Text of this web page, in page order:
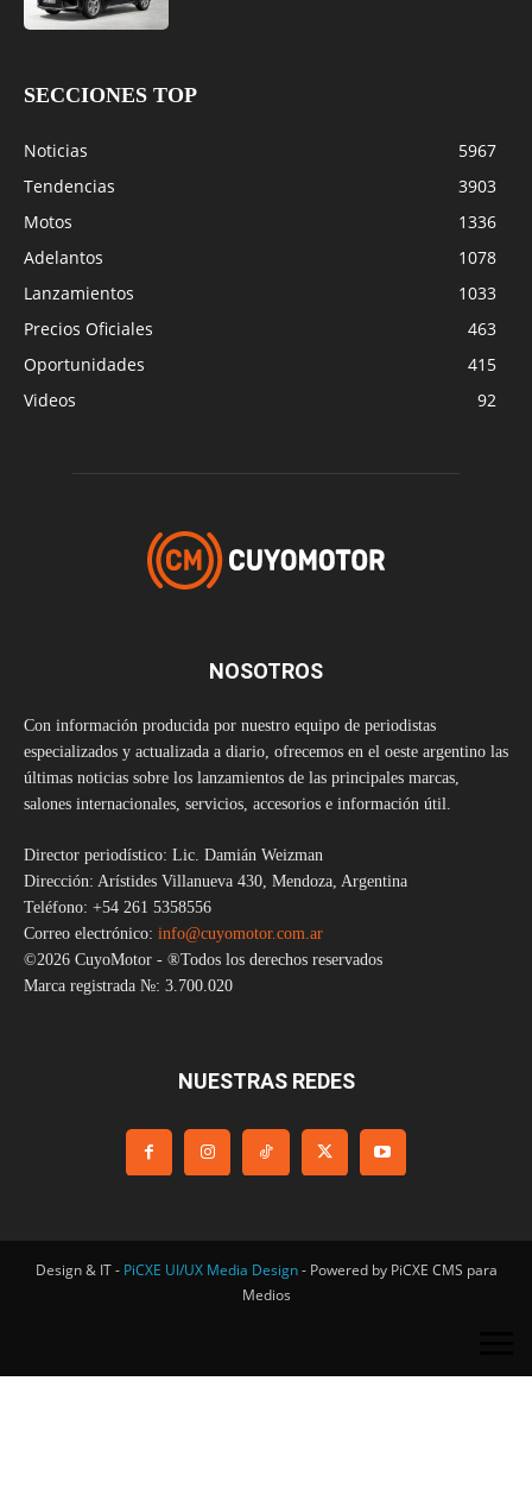
SECCIONES TOP
Noticias
5967
Tendencias
3903
Motos
1336
Adelantos
1078
Lanzamientos
1033
Precios Oficiales
463
Oportunidades
415
Videos
92
NOSOTROS
Con información producida por nuestro equipo de periodistas
especializados y actualizada a diario, ofrecemos en el oeste argentino las
últimas noticias sobre los lanzamientos de las principales marcas,
salones internacionales, servicios, accesorios e información útil.
Director periodístico: Lic. Damián Weizman
Dirección: Arístides Villanueva 430, Mendoza, Argentina
Teléfono: +54 261 5358556
Correo electrónico: info@cuyomotor.com.ar
©2026 CuyoMotor - ®Todos los derechos reservados
Marca registrada №: 3.700.020
NUESTRAS REDES
Design & IT - PiCXE UI/UX Media Design- Powered by PiCXE CMS para
Medios